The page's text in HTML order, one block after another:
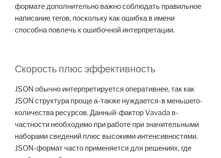
формате дополнительно важно соблюдать правильное
написание тегов, поскольку как ошибка в имени
способна повлечь к ошибочной интерпретации.
Скорость плюс эффективность
JSON обычно интерпретируется оперативнее, так как
JSON структура проще а-также нуждается-в меньшего-
количества ресурсов. Данный-фактор Vavada в-
частности необходимо при работе при значительными
наборами сведений плюс высокими интенсивностями.
JSON-формат часто применяется для решениях, где